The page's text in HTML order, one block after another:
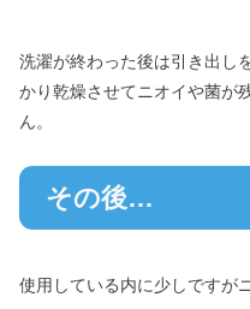
洗濯が終わった後は引き出し
かり乾燥させてニオイや菌が
ん。
その後…
使用している内に少しですが